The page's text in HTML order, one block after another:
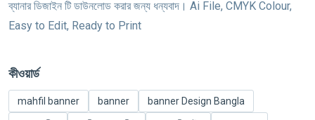
ব্যানার ডিজাইন টি ডাউনলোড করার জন্য ধন্যবাদ। Ai File, CMYK Colour,
Easy to Edit, Ready to Print
কীওয়ার্ড
mahfil banner banner
banner Design Bangla